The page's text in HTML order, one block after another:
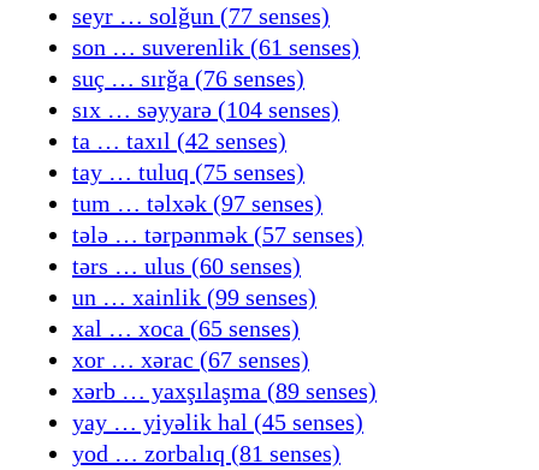
seyr … solğun (77 senses)
son … suverenlik (61 senses)
suç … sırğa (76 senses)
sıx … səyyarə (104 senses)
ta … taxıl (42 senses)
tay … tuluq (75 senses)
tum … təlxək (97 senses)
tələ … tərpənmək (57 senses)
tərs … ulus (60 senses)
un … xainlik (99 senses)
xal … xoca (65 senses)
xor … xərac (67 senses)
xərb … yaxşılaşma (89 senses)
yay … yiyəlik hal (45 senses)
yod … zorbalıq (81 senses)